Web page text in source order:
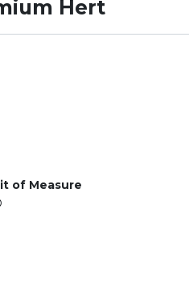
Hert
of Measure